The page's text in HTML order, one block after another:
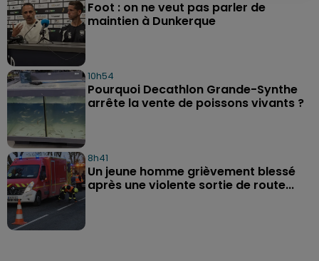
Foot : on ne veut pas parler de
maintien à Dunkerque
10h54
Pourquoi Decathlon Grande-Synthe
arrête la vente de poissons vivants ?
8h41
Un jeune homme grièvement blessé
après une violente sortie de route...